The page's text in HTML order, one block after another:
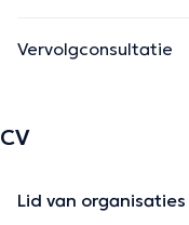
Vervolgconsultatie
CV
Lid van organisaties